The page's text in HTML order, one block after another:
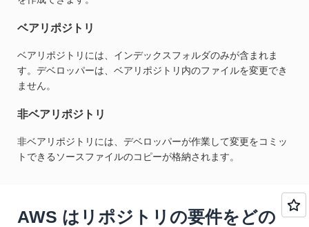
ベアリポジトリ
ベアリポジトリには、インデックスフォルダのみが含まれま
す。デベロッパーは、ベアリポジトリ内のファイルを変更でき
ません。
非ベアリポジトリ
非ベアリポジトリには、デベロッパーが作業して変更をコミッ
トできるソースファイルのコピーが格納されます。
AWS はリポジトリの要件をどの